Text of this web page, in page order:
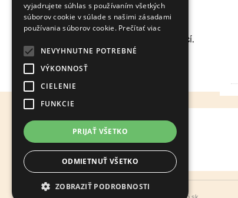
Info
O nás
Obchodné podmienky
Cookies
Záručná doba produktov
vyjadrujete súhlas s používaním všetkých
súborov cookie v súlade s našimi zásadami
používania súborov cookie. Prečítať viac
NEVYHNUTNE POTREBNÉ
VÝKONNOSŤ
CIELENIE
FUNKCIE
PRIJAŤ VŠETKO
ODMIETNUŤ VŠETKO
ZOBRAZIŤ PODROBNOSTI